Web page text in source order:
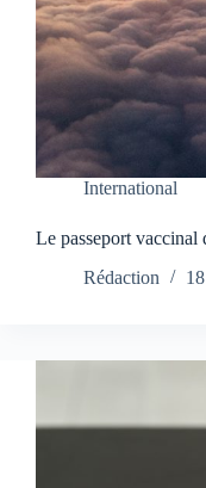
International
Le passeport vaccinal
Rédaction